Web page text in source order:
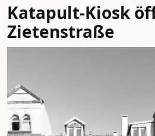
Katapult-Kiosk
Zietenstraße